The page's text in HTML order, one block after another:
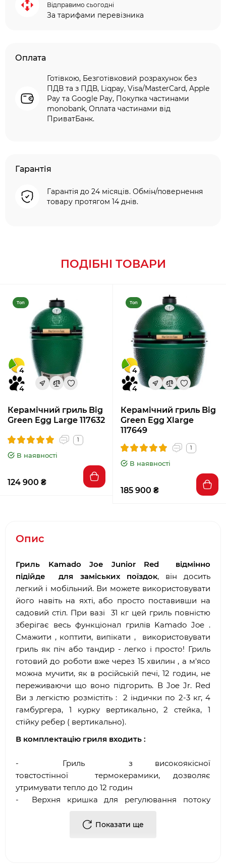
Відправимо сьогодні
За тарифами перевізника
Оплата
Готівкою, Безготівковий розрахунок без
ПДВ та з ПДВ, Liqpay, Visa/MasterCard, Apple
Pay та Google Pay, Покупка частинами
monobank, Оплата частинами від
ПриватБанк.
Гарантія
Гарантія до 24 місяців. Обмін/повернення
товару протягом 14 днів.
ПОДІБНІ ТОВАРИ
4
4
Топ
Керамічний гриль Big
Green Egg Large 117632
1
В наявності
124 900 ₴
4
4
Топ
Керамічний гриль Big
Green Egg Xlarge
117649
1
В наявності
185 900 ₴
Опис
Гриль Kamado Joe Junior Red відмінно
підійде для заміських поїздок, він досить
легкий і мобільний. Ви можете використовувати
його навіть на яхті, або просто поставивши на
садовий стіл. При вазі 31 кг цей гриль повністю
зберігає весь функціонал грилів Kamado Joe .
Смажити , коптити, випікати , використовувати
гриль як піч або тандир - легко і просто! Гриль
готовий до роботи вже через 15 хвилин , а м'ясо
можна мучити, як в російській печі, 12 годин, не
переживаючи що воно підгорить. В Joe Jr. Red
Ви з легкістю розмістіть : 2 індички по 2-3 кг, 4
гамбургера, 1 курку вертикально, 2 стейка, 1
стійку ребер ( вертикально).
В комплектацію гриля входить :
- Гриль з високоякісної
товстостінної термокерамики, дозволяє
утримувати тепло до 12 годин
- Верхня кришка для регулювання потоку
Показати ще